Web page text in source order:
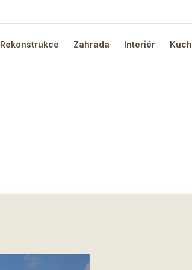
Rekonstrukce Zahrada Interiér